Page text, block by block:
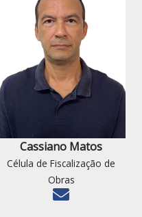
Cassiano Matos
Célula de Fiscalização de
Obras